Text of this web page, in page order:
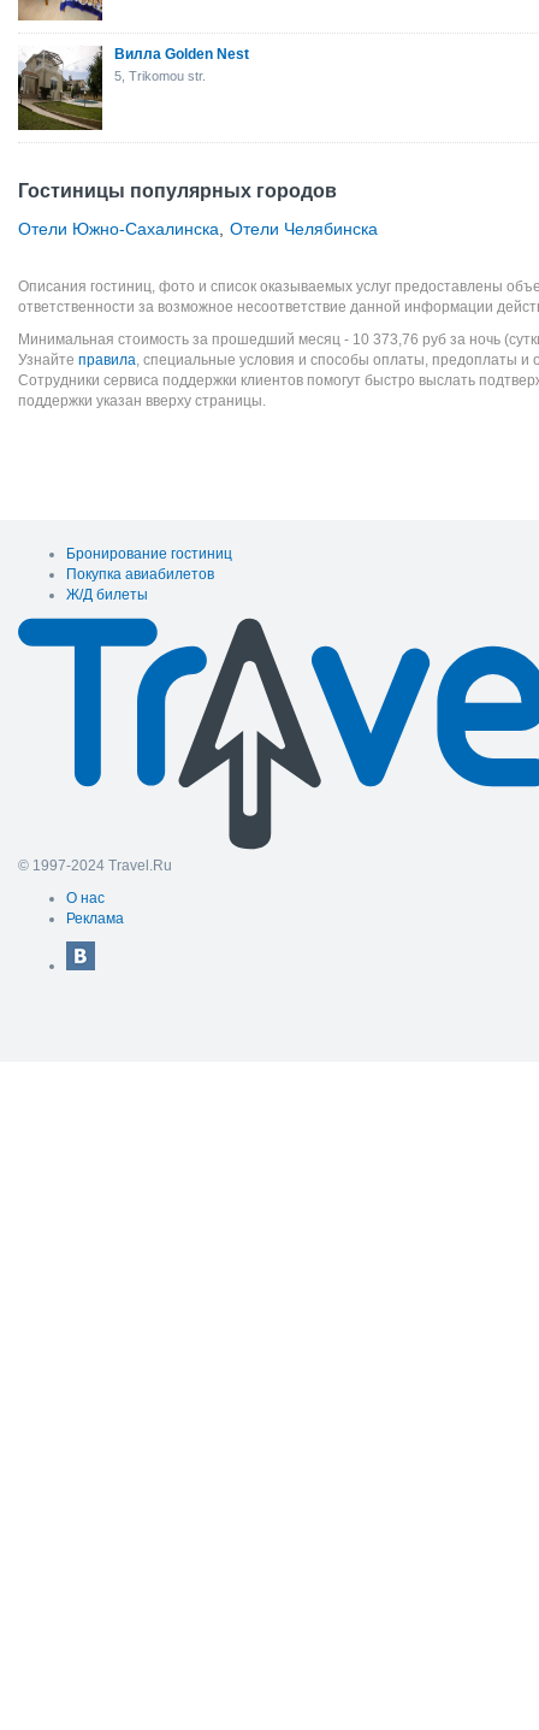
Вилла Golden Nest
5, Trikomou str.
Гостиницы популярных городов
Отели Южно-Сахалинска Отели Челябинска
Описания гостиниц, фото и список оказываемых услуг предоставлены
ответственности за возможное несоответствие данной информации
Минимальная стоимость за прошедший месяц - 10 373,76 руб за ночь
Узнайте правила, специальные условия и способы оплаты, предоплаты и
Сотрудники сервиса поддержки клиентов помогут быстро выслать
поддержки указан вверху страницы.
Бронирование гостиниц
Покупка авиабилетов
Ж/Д билеты
© 1997-2024 Travel.Ru
О нас
Реклама